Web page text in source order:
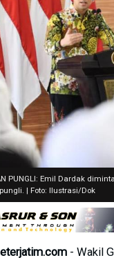
PUNGLI: Emil Dardak
| Foto: Ilustrasi/Dok
- Wakil